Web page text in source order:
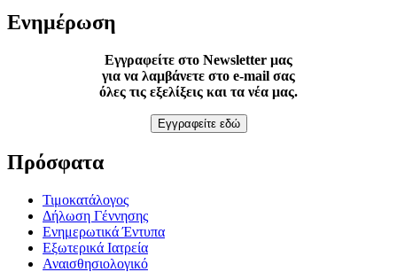
Ενημέρωση
Εγγραφείτε στο Newsletter μας
για να λαμβάνετε στο e-mail σας
όλες τις εξελίξεις και τα νέα μας.
Εγγραφείτε εδώ
Πρόσφατα
Τιμοκατάλογος
Δήλωση Γέννησης
Ενημερωτικά Έντυπα
Εξωτερικά Ιατρεία
Αναισθησιολογικό